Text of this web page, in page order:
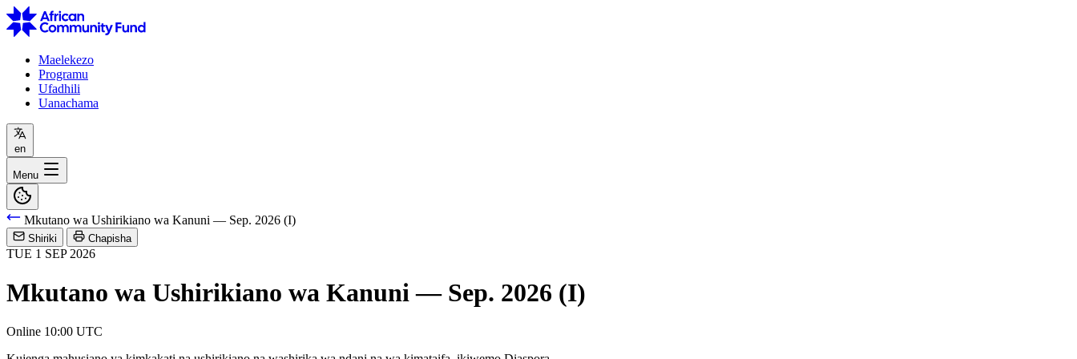
Maelekezo
Programu
Ufadhili
Uanachama
en
Menu
Mkutano wa Ushirikiano wa Kanuni — Sep. 2026 (I)
Shiriki Chapisha
TUE 1 SEP 2026
Mkutano wa Ushirikiano wa Kanuni — Sep. 2026 (I)
Online 10:00 UTC